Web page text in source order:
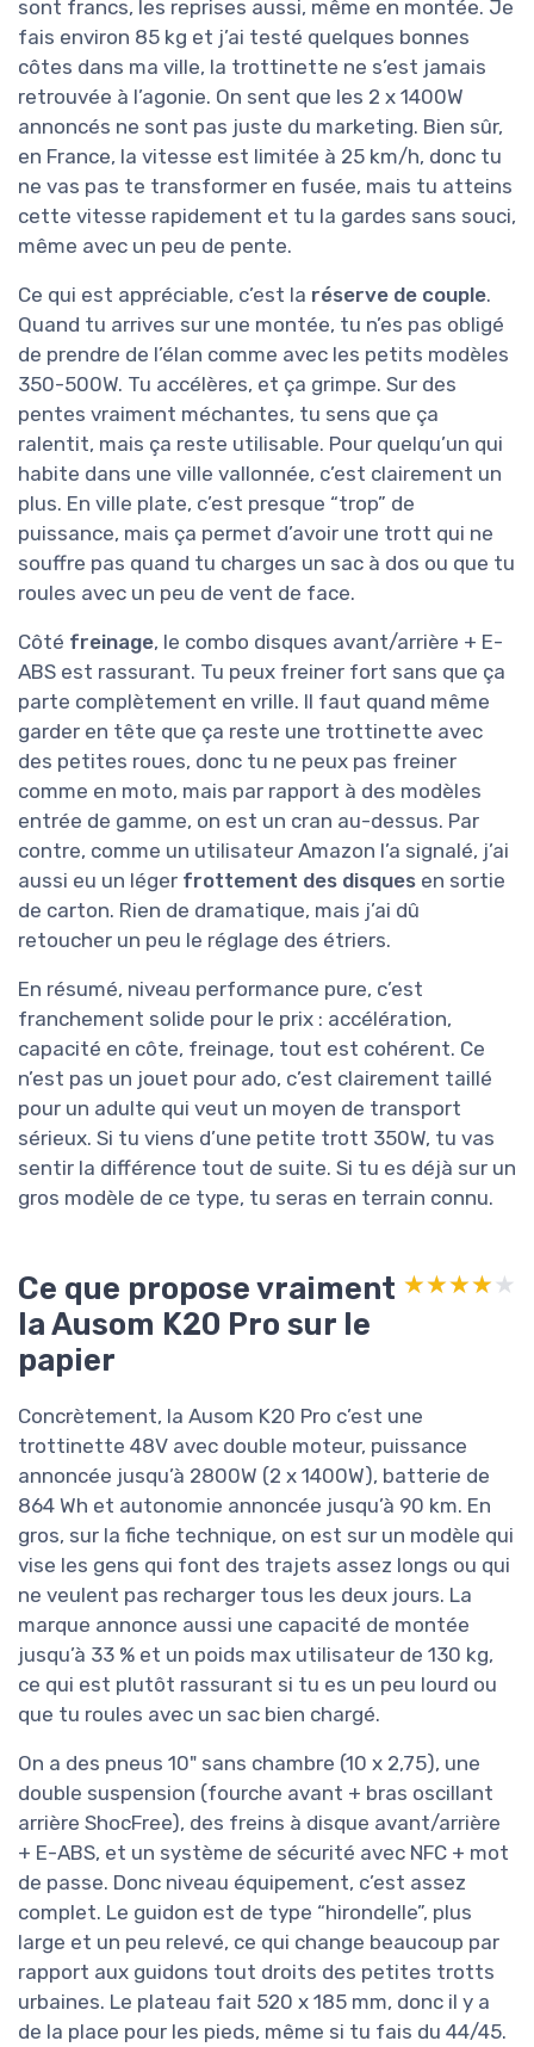
sont francs, les reprises aussi, même en montée. Je
fais environ 85 kg et j’ai testé quelques bonnes
côtes dans ma ville, la trottinette ne s’est jamais
retrouvée à l’agonie. On sent que les 2 x 1400W
annoncés ne sont pas juste du marketing. Bien sûr,
en France, la vitesse est limitée à 25 km/h, donc tu
ne vas pas te transformer en fusée, mais tu atteins
cette vitesse rapidement et tu la gardes sans souci,
même avec un peu de pente.
Ce qui est appréciable, c’est la réserve de couple.
Quand tu arrives sur une montée, tu n’es pas obligé
de prendre de l’élan comme avec les petits modèles
350-500W. Tu accélères, et ça grimpe. Sur des
pentes vraiment méchantes, tu sens que ça
ralentit, mais ça reste utilisable. Pour quelqu’un qui
habite dans une ville vallonnée, c’est clairement un
plus. En ville plate, c’est presque “trop” de
puissance, mais ça permet d’avoir une trott qui ne
souffre pas quand tu charges un sac à dos ou que tu
roules avec un peu de vent de face.
Côté freinage, le combo disques avant/arrière + E-
ABS est rassurant. Tu peux freiner fort sans que ça
parte complètement en vrille. Il faut quand même
garder en tête que ça reste une trottinette avec
des petites roues, donc tu ne peux pas freiner
comme en moto, mais par rapport à des modèles
entrée de gamme, on est un cran au-dessus. Par
contre, comme un utilisateur Amazon l’a signalé, j’ai
aussi eu un léger frottement des disques en sortie
de carton. Rien de dramatique, mais j’ai dû
retoucher un peu le réglage des étriers.
En résumé, niveau performance pure, c’est
franchement solide pour le prix : accélération,
capacité en côte, freinage, tout est cohérent. Ce
n’est pas un jouet pour ado, c’est clairement taillé
pour un adulte qui veut un moyen de transport
sérieux. Si tu viens d’une petite trott 350W, tu vas
sentir la différence tout de suite. Si tu es déjà sur un
gros modèle de ce type, tu seras en terrain connu.
Ce que propose vraiment
la Ausom K20 Pro sur le
papier
★★★★★
★★★★★
Concrètement, la Ausom K20 Pro c’est une
trottinette 48V avec double moteur, puissance
annoncée jusqu’à 2800W (2 x 1400W), batterie de
864 Wh et autonomie annoncée jusqu’à 90 km. En
gros, sur la fiche technique, on est sur un modèle qui
vise les gens qui font des trajets assez longs ou qui
ne veulent pas recharger tous les deux jours. La
marque annonce aussi une capacité de montée
jusqu’à 33 % et un poids max utilisateur de 130 kg,
ce qui est plutôt rassurant si tu es un peu lourd ou
que tu roules avec un sac bien chargé.
On a des pneus 10" sans chambre (10 x 2,75), une
double suspension (fourche avant + bras oscillant
arrière ShocFree), des freins à disque avant/arrière
+ E-ABS, et un système de sécurité avec NFC + mot
de passe. Donc niveau équipement, c’est assez
complet. Le guidon est de type “hirondelle”, plus
large et un peu relevé, ce qui change beaucoup par
rapport aux guidons tout droits des petites trotts
urbaines. Le plateau fait 520 x 185 mm, donc il y a
de la place pour les pieds, même si tu fais du 44/45.